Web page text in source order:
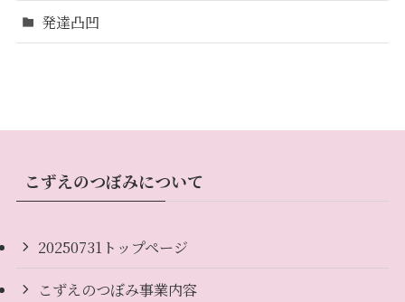
発達凸凹
こずえのつぼみについて
20250731トップページ
こずえのつぼみ事業内容